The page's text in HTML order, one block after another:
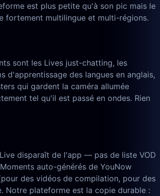
est plus petite qu'à son pic mais le
fortement multilingue et multi-régions.
sont les Lives just-chatting, les
d'apprentissage des langues en anglais,
qui gardent la caméra allumée
tel qu'il est passé en ondes. Rien
disparaît de l'app — pas de liste VOD
auto-générés de YouNow
des vidéos de compilation, pour des
Notre plateforme est la copie durable :